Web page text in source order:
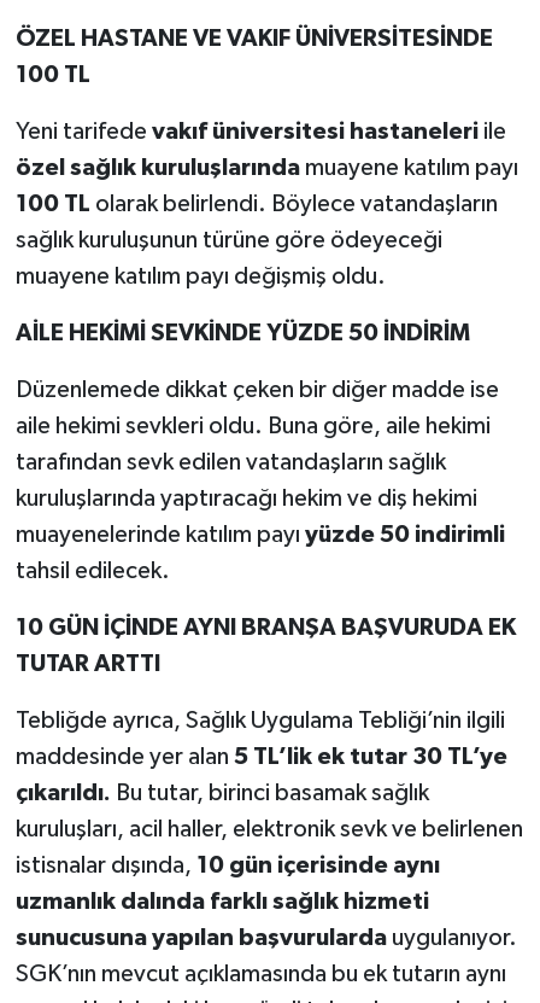
ÖZEL HASTANE VE VAKIF ÜNİVERSİTESİNDE
100 TL
Yeni tarifede vakıf üniversitesi hastaneleriile
özel sağlık kuruluşlarındamuayene katılım payı
100 TL olarak belirlendi. Böylece vatandaşların
sağlık kuruluşunun türüne göre ödeyeceği
muayene katılım payı değişmiş oldu.
AİLE HEKİMİ SEVKİNDE YÜZDE 50 İNDİRİM
Düzenlemede dikkat çeken bir diğer madde ise
aile hekimi sevkleri oldu. Buna göre, aile hekimi
tarafından sevk edilen vatandaşların sağlık
kuruluşlarında yaptıracağı hekim ve diş hekimi
muayenelerinde katılım payı yüzde 50 indirimli
tahsil edilecek.
10 GÜN İÇİNDE AYNI BRANŞA BAŞVURUDA EK
TUTAR ARTTI
Tebliğde ayrıca, Sağlık Uygulama Tebliği’nin ilgili
maddesinde yer alan 5 TL’lik ek tutar 30 TL’ye
çıkarıldı. Bu tutar, birinci basamak sağlık
kuruluşları, acil haller, elektronik sevk ve belirlenen
istisnalar dışında, 10 gün içerisinde aynı
uzmanlık dalında farklı sağlık hizmeti
sunucusuna yapılan başvurulardauygulanıyor.
SGK’nın mevcut açıklamasında bu ek tutarın aynı